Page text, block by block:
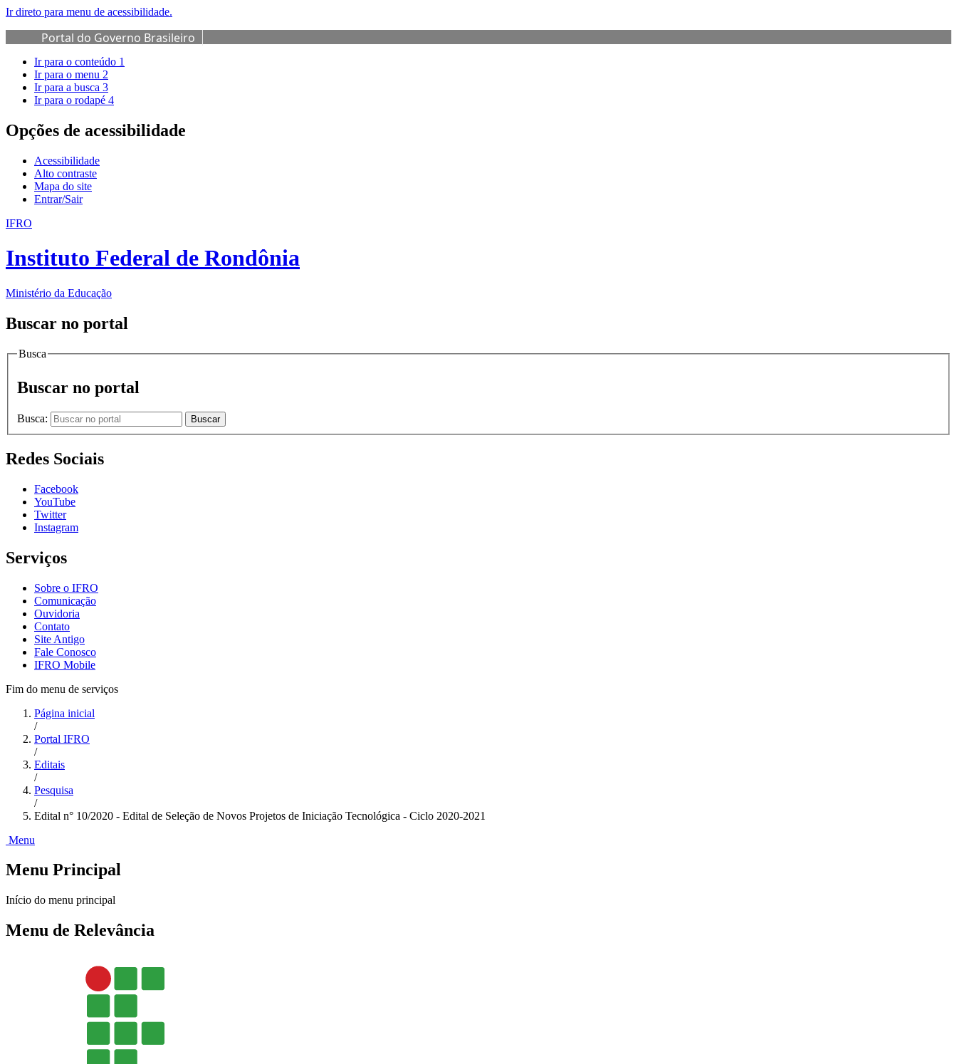
Ir direto para menu de acessibilidade.
Portal do Governo Brasileiro
Ir para o conteúdo 1
Ir para o menu 2
Ir para a busca 3
Ir para o rodapé 4
Opções de acessibilidade
Acessibilidade
Alto contraste
Mapa do site
Entrar/Sair
IFRO
Instituto Federal de Rondônia
Ministério da Educação
Buscar no portal
Busca
Buscar no portal
Busca: Buscar
Redes Sociais
Facebook
YouTube
Twitter
Instagram
Serviços
Sobre o IFRO
Comunicação
Ouvidoria
Contato
Site Antigo
Fale Conosco
IFRO Mobile
Fim do menu de serviços
Página inicial
/
Portal IFRO
/
Editais
/
Pesquisa
/
Edital n° 10/2020 - Edital de Seleção de Novos Projetos de Iniciação Tecnológica - Ciclo 2020-2021
Menu
Menu Principal
Início do menu principal
Menu de Relevância